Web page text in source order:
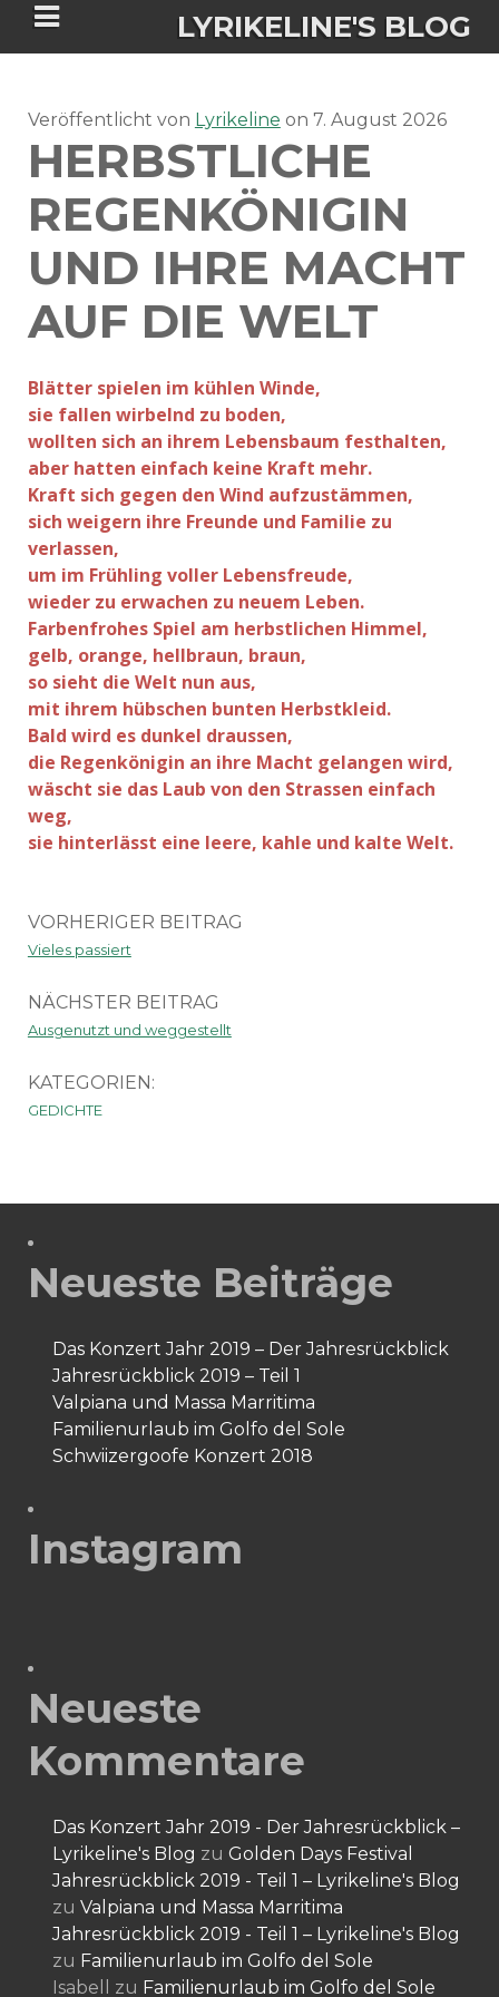
LYRIKELINE'S BLOG
Tania Morgan's Blog über alles, was
sie im Leben bewegt.
NIGHTMARES
IMPRESSUM
Veröffentlicht von Lyrikeline on 7. August 2026
HERBSTLICHE
REGENKÖNIGIN
UND IHRE MACHT
AUF DIE WELT
Blätter spielen im kühlen Winde,
sie fallen wirbelnd zu boden,
wollten sich an ihrem Lebensbaum festhalten,
aber hatten einfach keine Kraft mehr.
Kraft sich gegen den Wind aufzustämmen,
sich weigern ihre Freunde und Familie zu
verlassen,
um im Frühling voller Lebensfreude,
wieder zu erwachen zu neuem Leben.
Farbenfrohes Spiel am herbstlichen Himmel,
gelb, orange, hellbraun, braun,
so sieht die Welt nun aus,
mit ihrem hübschen bunten Herbstkleid.
Bald wird es dunkel draussen,
die Regenkönigin an ihre Macht gelangen wird,
wäscht sie das Laub von den Strassen einfach
weg,
sie hinterlässt eine leere, kahle und kalte Welt.
VORHERIGER BEITRAG
Vieles passiert
NÄCHSTER BEITRAG
Ausgenutzt und weggestellt
KATEGORIEN:
GEDICHTE
Neueste Beiträge
Das Konzert Jahr 2019 – Der Jahresrückblick
Jahresrückblick 2019 – Teil 1
Valpiana und Massa Marritima
Familienurlaub im Golfo del Sole
Schwiizergoofe Konzert 2018
Instagram
Neueste
Kommentare
Das Konzert Jahr 2019 - Der Jahresrückblick –
Lyrikeline's Blog zu Golden Days Festival
Jahresrückblick 2019 - Teil 1 – Lyrikeline's Blog
zu Valpiana und Massa Marritima
Jahresrückblick 2019 - Teil 1 – Lyrikeline's Blog
zu Familienurlaub im Golfo del Sole
Isabell
zu Familienurlaub im Golfo del Sole